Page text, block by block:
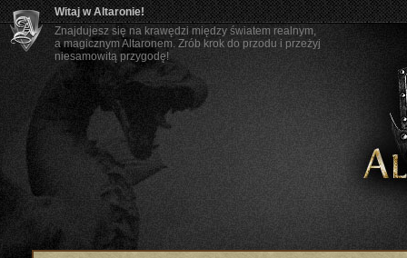
Witaj w Altaronie!
Znajdujesz się na krawędzi między światem realnym,
a magicznym Altaronem. Zrób krok do przodu i przeżyj
niesamowitą przygodę!